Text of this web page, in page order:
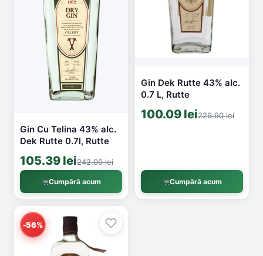
Gin Cu Telina 43% alc.
Dek Rutte 0.7l, Rutte
105.39 lei242.00 lei
Cumpără acum
Gin Dek Rutte 43% alc.
0.7 L, Rutte
100.09 lei229.90 lei
Cumpără acum
-56%